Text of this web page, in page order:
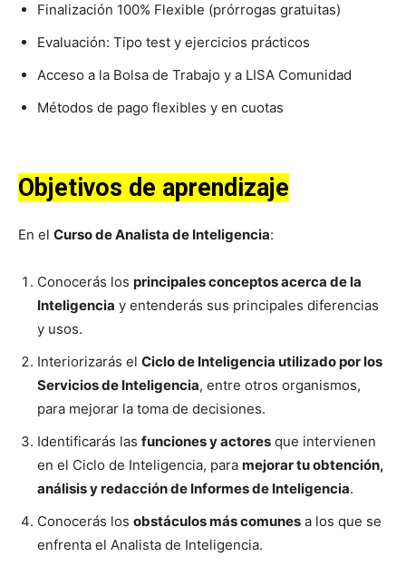
Finalización 100% Flexible (prórrogas gratuitas)
Evaluación: Tipo test y ejercicios prácticos
Acceso a la Bolsa de Trabajo y a LISA Comunidad
Métodos de pago flexibles y en cuotas
Objetivos de aprendizaje
En el Curso de Analista de Inteligencia:
Conocerás los principales conceptos acerca de la
Inteligencia y entenderás sus principales diferencias
y usos.
Interiorizarás el Ciclo de Inteligencia utilizado por los
Servicios de Inteligencia, entre otros organismos,
para mejorar la toma de decisiones.
Identificarás las funciones y actores que intervienen
en el Ciclo de Inteligencia, para mejorar tu obtención,
análisis y redacción de Informes de Inteligencia.
Conocerás los obstáculos más comunes a los que se
enfrenta el Analista de Inteligencia.